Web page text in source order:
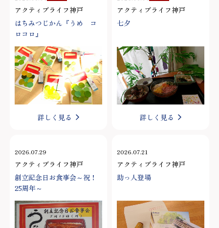
アクティブライフ神戸
はちみつじかん『うめ コ
ロコロ』
詳しく見る
アクティブライフ神戸
七夕
詳しく見る
2026.07.29
アクティブライフ神戸
創立記念日お食事会～祝！
25周年～
2026.07.21
アクティブライフ神戸
助っ人登場